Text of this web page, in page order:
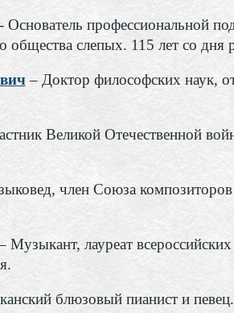
Основатель профессиональной
общества слепых. 115 лет со дня
– Доктор философских наук,
Великой Отечественной
член Союза
Музыкант, лауреат
блюзовый пианист и